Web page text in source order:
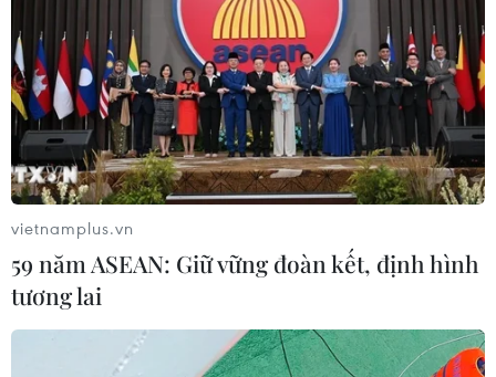
vietnamplus.vn
59 năm ASEAN: Giữ vững đoàn kết, định hình
tương lai